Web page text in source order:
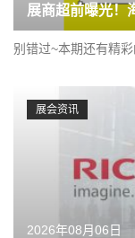
展商超前曝光！
别错过~本期还有精
展会资讯
2026年08月06日